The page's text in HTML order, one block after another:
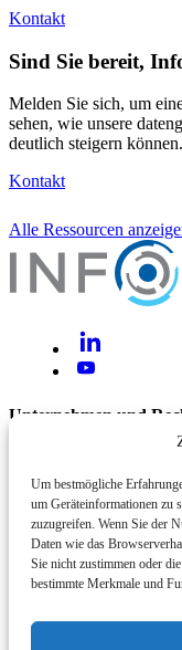
Um bestmögliche
um Geräteinformationen zu
zuzugreifen. Wenn Sie der
Daten wie das
Sie nicht zustimmen oder
bestimmte Merkmale und
Kontakt
Sind Sie bereit,
Melden Sie sich, um
sehen, wie unsere
deutlich steigern können.
Kontakt
Alle Ressourcen
Unternehmen und
Kontakt
Hilfe und Support
Rechtliches
Cyber- und